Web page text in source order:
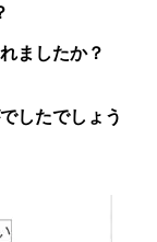
ましたか？
したでしょう